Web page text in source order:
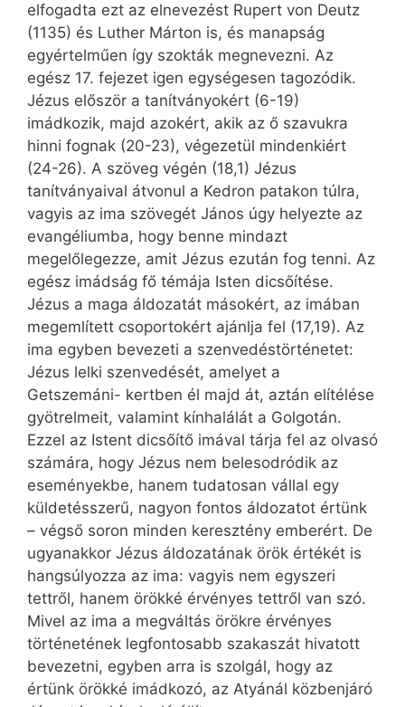
elfogadta ezt az elnevezést Rupert von Deutz
(1135) és Luther Márton is, és manapság
egyértelműen így szokták megnevezni. Az
egész 17. fejezet igen egységesen tagozódik.
Jézus először a tanítványokért (6-19)
imádkozik, majd azokért, akik az ő szavukra
hinni fognak (20-23), végezetül mindenkiért
(24-26). A szöveg végén (18,1) Jézus
tanítványaival átvonul a Kedron patakon túlra,
vagyis az ima szövegét János úgy helyezte az
evangéliumba, hogy benne mindazt
megelőlegezze, amit Jézus ezután fog tenni. Az
egész imádság fő témája Isten dicsőítése.
Jézus a maga áldozatát másokért, az imában
megemlített csoportokért ajánlja fel (17,19). Az
ima egyben bevezeti a szenvedéstörténetet:
Jézus lelki szenvedését, amelyet a
Getszemáni- kertben él majd át, aztán elítélése
gyötrelmeit, valamint kínhalálát a Golgotán.
Ezzel az Istent dicsőítő imával tárja fel az olvasó
számára, hogy Jézus nem belesodródik az
eseményekbe, hanem tudatosan vállal egy
küldetésszerű, nagyon fontos áldozatot értünk
– végső soron minden keresztény emberért. De
ugyanakkor Jézus áldozatának örök értékét is
hangsúlyozza az ima: vagyis nem egyszeri
tettről, hanem örökké érvényes tettről van szó.
Mivel az ima a megváltás örökre érvényes
történetének legfontosabb szakaszát hivatott
bevezetni, egyben arra is szolgál, hogy az
értünk örökké imádkozó, az Atyánál közbenjáró